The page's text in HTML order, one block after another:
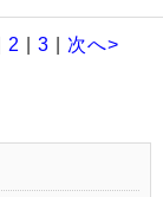
2 3 次へ>